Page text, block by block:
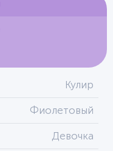
Кулир
Фиолетовый
Девочка